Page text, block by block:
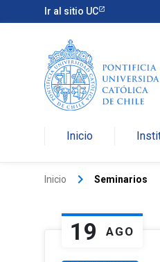
Ir al sitio UC
Inicio
Inicio keyboard_arrow_right Seminarios
19 AGO